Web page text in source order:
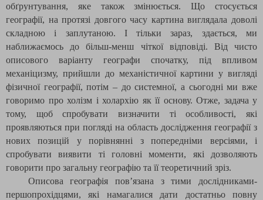
обґрунтування, яке також змінюється. Що стосується
географії, на протязі довгого часу картина виглядала доволі
складною і заплутаною. І тільки зараз, здається, ми
наближаємось до більш-менш чіткої відповіді. Від чисто
описового варіанту географи спочатку, під впливом
механіцизму, прийшли до механістичної картини у вигляді
фізичної географії, потім – до системної, а сьогодні ми вже
говоримо про холізм і холархію як її основу. Отже, задача у
тому, щоб спробувати визначити ті особливості, які
проявляються при погляді на область дослідження географії з
нових позицій у порівнянні з попередніми версіями, і
спробувати виявити ті головні моменти, які дозволяють
говорити про загальну географію та її теоретичний зріз.
Описова географія пов’язана з тими дослідниками-
першопрохідцями, які намагалися дати достатньо повну